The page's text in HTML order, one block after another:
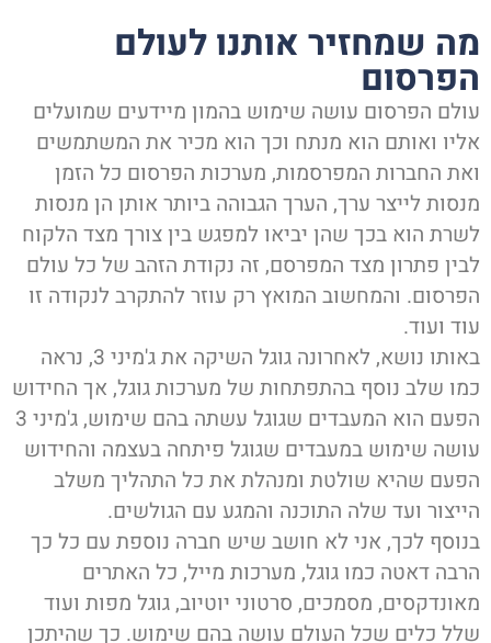
שמחזיר אותנו לעולם
הפרסום עושה שימוש בהמון מיידעים שמועלים
ואותם הוא מנתח וכך הוא מכיר את המשתמשים
החברות המפרסמות, מערכות הפרסום כל הזמן
לייצר ערך, הערך הגבוהה ביותר אותן הן מנסות
הוא בכך שהן יביאו למפגש בין צורך מצד הלקוח
פתרון מצד המפרסם, זה נקודת הזהב של כל עולם
והמחשוב המואץ רק עוזר להתקרב לנקודה זו
ועוד.
באותו נושא, לאחרונה גוגל השיקה את ג'מיני 3, נראה
שלב נוסף בהתפתחות של מערכות גוגל, אך החידוש
הפעם הוא המעבדים שגוגל עשתה בהם שימוש, ג'מיני 3
שימוש במעבדים שגוגל פיתחה בעצמה והחידוש
שהיא שולטת ומנהלת את כל התהליך משלב
ועד שלה התוכנה והמגע עם הגולשים.
לכך, אני לא חושב שיש חברה נוספת עם כל כך
דאטה כמו גוגל, מערכות מייל, כל האתרים
מסמכים, סרטוני יוטיוב, גוגל מפות ועוד
כלים שכל העולם עושה בהם שימוש. כך שהיתכן